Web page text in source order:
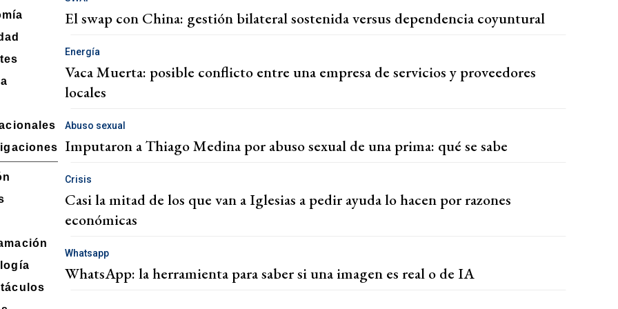
El swap con China: gestión bilateral sostenida versus dependencia coyuntural
Energía
Vaca Muerta: posible conflicto entre una empresa de servicios y proveedores
locales
Abuso sexual
Imputaron a Thiago Medina por abuso sexual de una prima: qué se sabe
Crisis
Casi la mitad de los que van a Iglesias a pedir ayuda lo hacen por razones
económicas
Whatsapp
WhatsApp: la herramienta para saber si una imagen es real o de IA